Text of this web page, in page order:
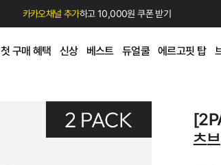
카카오채널 추가하고 10,000원 쿠폰 받기
첫 구매 혜택 신상 베스트 듀얼쿨 에르고핏 탑
츠